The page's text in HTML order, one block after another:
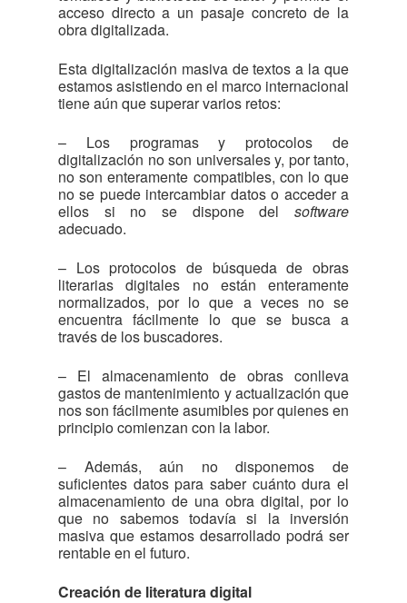
acceso directo a un pasaje concreto de la
obra digitalizada.
Esta digitalización masiva de textos a la que
estamos asistiendo en el marco internacional
tiene aún que superar varios retos:
– Los programas y protocolos de
digitalización no son universales y, por tanto,
no son enteramente compatibles, con lo que
no se puede intercambiar datos o acceder a
ellos si no se dispone del software
adecuado.
– Los protocolos de búsqueda de obras
literarias digitales no están enteramente
normalizados, por lo que a veces no se
encuentra fácilmente lo que se busca a
través de los buscadores.
– El almacenamiento de obras conlleva
gastos de mantenimiento y actualización que
nos son fácilmente asumibles por quienes en
principio comienzan con la labor.
– Además, aún no disponemos de
suficientes datos para saber cuánto dura el
almacenamiento de una obra digital, por lo
que no sabemos todavía si la inversión
masiva que estamos desarrollado podrá ser
rentable en el futuro.
Creación de literatura digital